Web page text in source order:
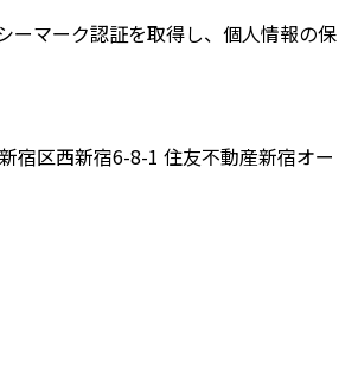
ーマーク認証を取得し、個人情報の保
宿区西新宿6-8-1 住友不動産新宿オー